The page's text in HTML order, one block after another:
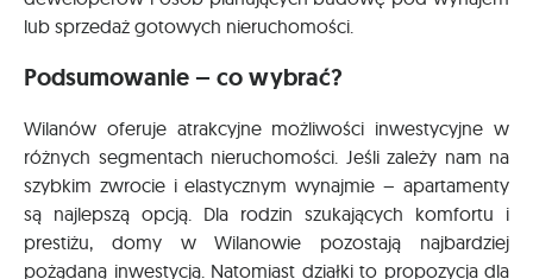
lub sprzedaż gotowych nieruchomości.
Podsumowanie – co wybrać?
Wilanów oferuje atrakcyjne możliwości inwestycyjne w
różnych segmentach nieruchomości. Jeśli zależy nam na
szybkim zwrocie i elastycznym wynajmie – apartamenty
są najlepszą opcją. Dla rodzin szukających komfortu i
prestiżu, domy w Wilanowie pozostają najbardziej
pożądaną inwestycją. Natomiast działki to propozycja dla